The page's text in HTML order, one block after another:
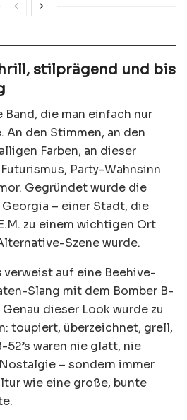
stilprägend und bis
Band, die man einfach nur
An den Stimmen, an den
Farben, an dieser
Party-Wahnsinn
Gegründet wurde die
Georgia – einer Stadt, die
zu einem wichtigen Ort
Szene wurde.
verweist auf eine Beehive-
Slang mit dem Bomber B-
dieser Look wurde zu
toupiert, überzeichnet, grell,
waren nie glatt, nie
– sondern immer
wie eine große, bunte